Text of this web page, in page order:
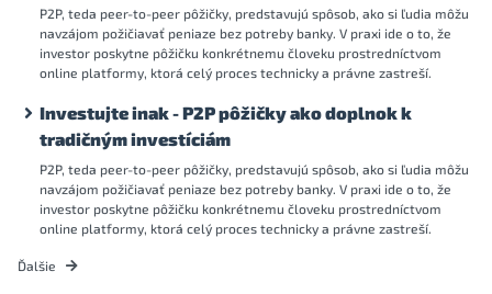
P2P, teda peer-to-peer pôžičky, predstavujú spôsob, ako si ľudia môžu
navzájom požičiavať peniaze bez potreby banky. V praxi ide o to, že
investor poskytne pôžičku konkrétnemu človeku prostredníctvom
online platformy, ktorá celý proces technicky a právne zastreší.
Investujte inak - P2P pôžičky ako doplnok k
tradičným investíciám
P2P, teda peer-to-peer pôžičky, predstavujú spôsob, ako si ľudia môžu
navzájom požičiavať peniaze bez potreby banky. V praxi ide o to, že
investor poskytne pôžičku konkrétnemu človeku prostredníctvom
online platformy, ktorá celý proces technicky a právne zastreší.
Ďalšie